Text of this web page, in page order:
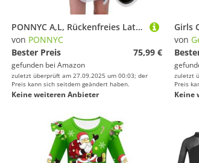
PONNYC A,L, Rückenfreies Latein Tanz Outfit Für Damen Netz Spleiß Kleider Für Gesellschaftstanz Trägerlose Cha Cha Tanz Übungs Kostüme Tango Tanzkleidung Mit Strass
von PONNYC
Bester Preis
75,99 €
gefunden bei Amazon
zuletzt überprüft am 27.09.2025 um 00:03; der
Preis kann sich seitdem geändert haben.
Keine weiteren Anbieter
von
zuletzt
Preis
Keine